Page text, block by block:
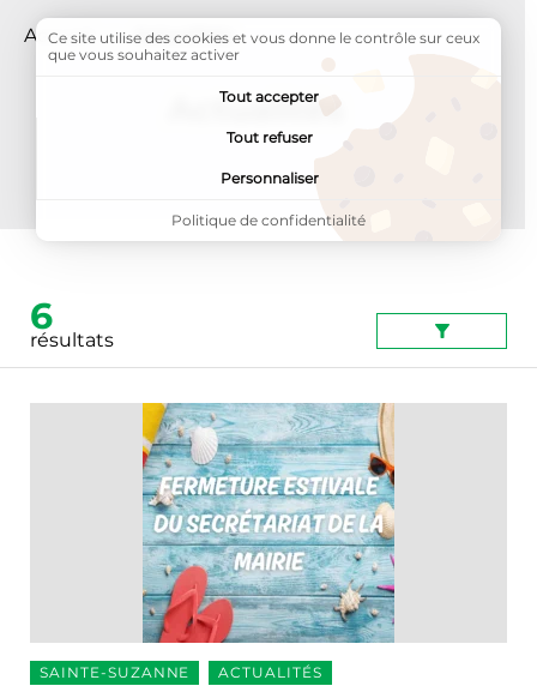
Accueil Page active :
Actualités
Actualités
6
résultats
SAINTE-SUZANNE ACTUALITÉS
Ce site utilise des cookies et vous donne le contrôle sur ceux
que vous souhaitez activer
Tout accepter
Tout refuser
Personnaliser
Politique de confidentialité